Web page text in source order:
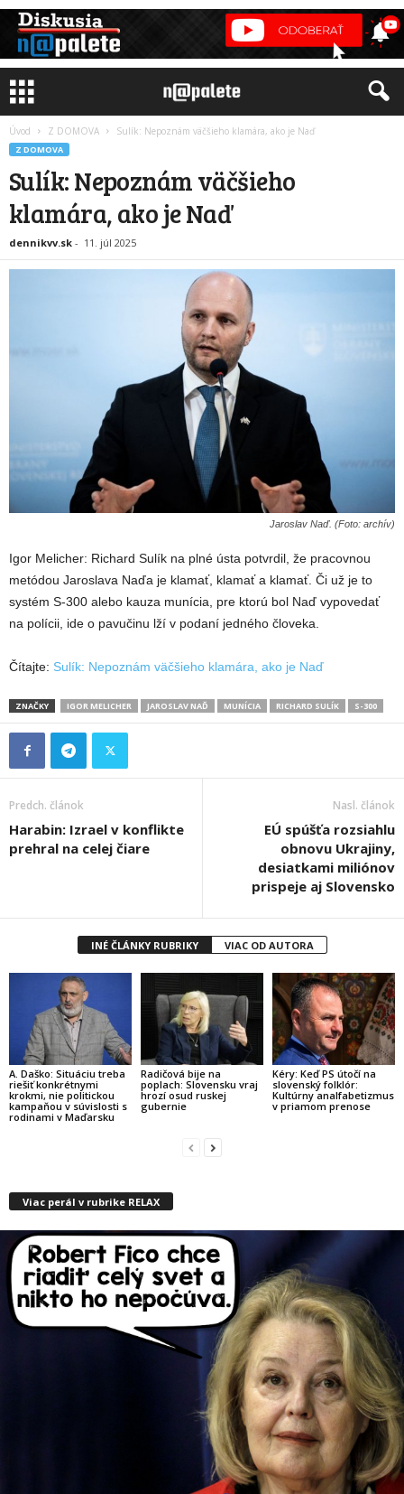
Úvod Z DOMOVA Sulík: Nepoznám väčšieho klamára, ako je Naď
Z DOMOVA
Sulík: Nepoznám väčšieho
klamára, ako je Naď
dennikvv.sk - 11. júl 2025
Jaroslav Naď. (Foto: archív)
Igor Melicher: Richard Sulík na plné ústa potvrdil, že pracovnou
metódou Jaroslava Naďa je klamať, klamať a klamať. Či už je to
systém S-300 alebo kauza munícia, pre ktorú bol Naď vypovedať
na polícii, ide o pavučinu lží v podaní jedného človeka.
Čítajte: Sulík: Nepoznám väčšieho klamára, ako je Naď
ZNAČKY IGOR MELICHER JAROSLAV NAĎ MUNÍCIA RICHARD SULÍK S-300
Predch. článok
Harabin: Izrael v konflikte
prehral na celej čiare
Nasl. článok
EÚ spúšťa rozsiahlu
obnovu Ukrajiny,
desiatkami miliónov
prispeje aj Slovensko
INÉ ČLÁNKY RUBRIKY VIAC OD AUTORA
A. Daško: Situáciu treba
riešiť konkrétnymi
krokmi, nie politickou
kampaňou v súvislosti s
rodinami v Maďarsku
Radičová bije na
poplach: Slovensku vraj
hrozí osud ruskej
gubernie
Kéry: Keď PS útočí na
slovenský folklór:
Kultúrny analfabetizmus
v priamom prenose
Viac perál v rubrike RELAX